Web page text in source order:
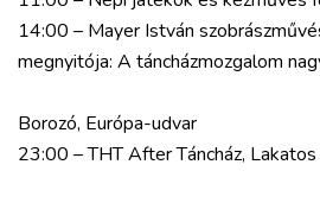
14:00 – Mayer István
megnyitója: A táncházmozgalom
Borozó, Európa-udvar
23:00 – THT After Táncház,